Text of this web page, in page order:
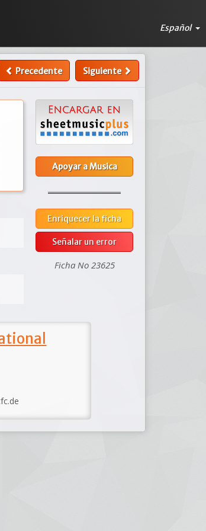
Español
Precedente Siguiente
Apoyar a Musica
Enriquecer la ficha
Señalar un error
Ficha No 23625